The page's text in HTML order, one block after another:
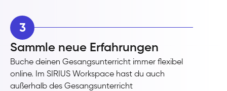
3
Sammle neue Erfahrungen
Buche deinen Gesangsunterricht immer flexibel
online. Im SIRIUS Workspace hast du auch
außerhalb des Gesangsunterricht